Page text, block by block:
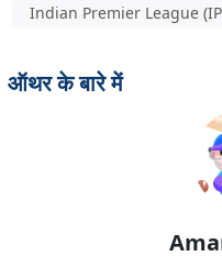
Indian Premier League
ऑथर के बारे में